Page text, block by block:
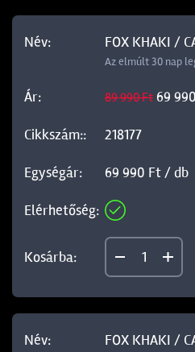
FOX KHAKI /
Az elmúlt 30 nap
89 990 Ft 69
218177
69 990 Ft / db
FOX KHAKI /